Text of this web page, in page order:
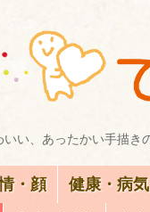
いい、あったかい手描
・顔 健康・病気